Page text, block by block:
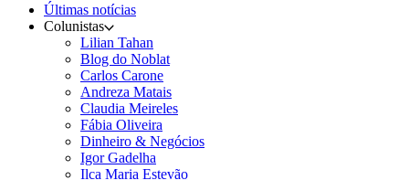
Últimas notícias
Colunistas
Lilian Tahan
Blog do Noblat
Carlos Carone
Andreza Matais
Claudia Meireles
Fábia Oliveira
Dinheiro & Negócios
Igor Gadelha
Ilca Maria Estevão